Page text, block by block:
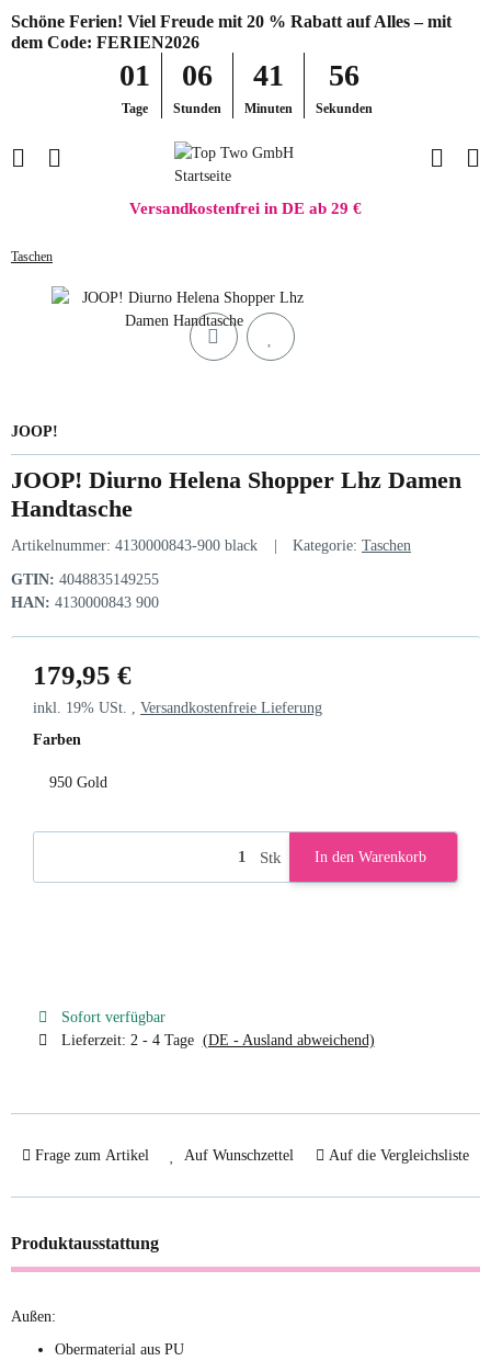
Schöne Ferien! Viel Freude mit 20 % Rabatt auf Alles – mit
dem Code: FERIEN2026
01
Tage
06
Stunden
41
Minuten
56
Sekunden
Versandkostenfrei in DE ab 29 €
Taschen
JOOP!
JOOP! Diurno Helena Shopper Lhz Damen
Handtasche
Artikelnummer: 4130000843-900 black Kategorie: Taschen
GTIN: 4048835149255
HAN: 4130000843 900
179,95 €
inkl. 19% USt. , Versandkostenfreie Lieferung
Farben
950 Gold
Stk In den Warenkorb
Sofort verfügbar
Lieferzeit: 2 - 4 Tage (DE - Ausland abweichend)
Frage zum Artikel Auf Wunschzettel Auf die Vergleichsliste
Produktausstattung
Außen:
Obermaterial aus PU